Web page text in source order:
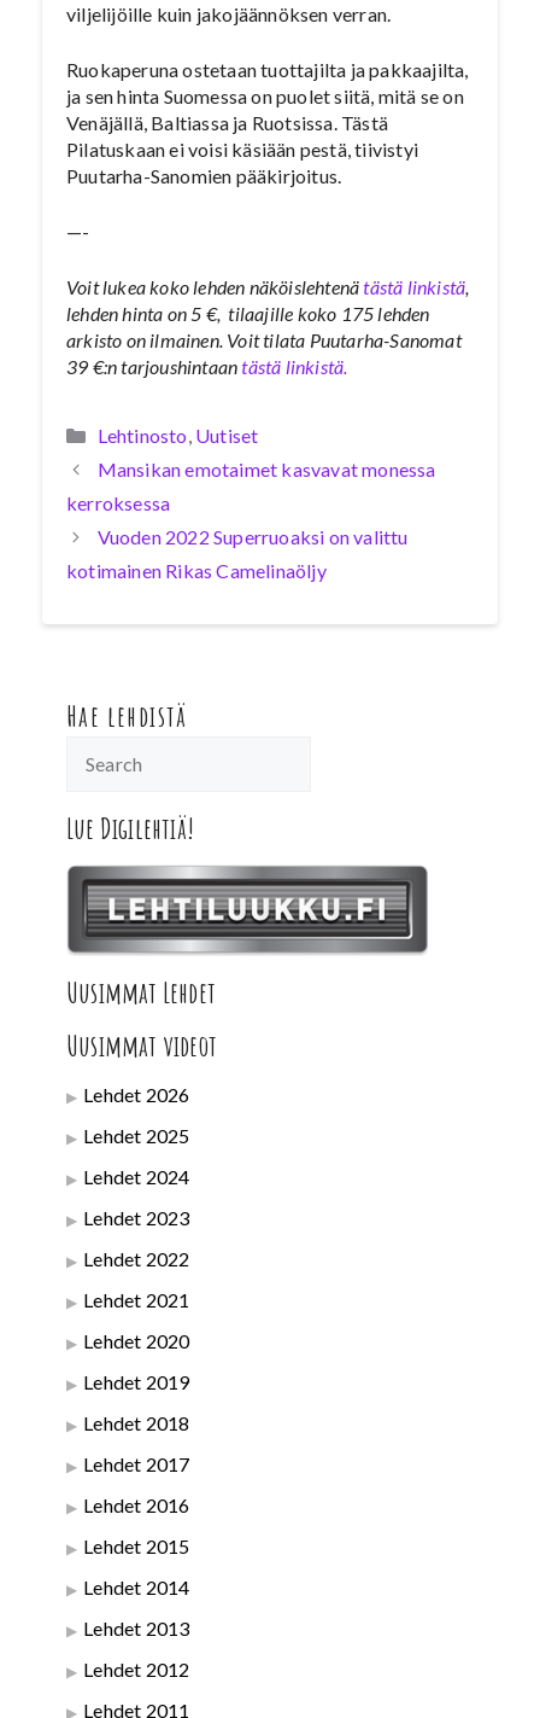
viljelijöille kuin jakojäännöksen verran.
Ruokaperuna ostetaan tuottajilta ja pakkaajilta,
ja sen hinta Suomessa on puolet siitä, mitä se on
Venäjällä, Baltiassa ja Ruotsissa. Tästä
Pilatuskaan ei voisi käsiään pestä, tiivistyi
Puutarha-Sanomien pääkirjoitus.
—-
Voit lukea koko lehden näköislehtenätästä linkistä
lehden hinta on 5 €, tilaajille koko 175 lehden
arkisto on ilmainen. Voit tilata Puutarha-Sanomat
39 €:n tarjoushintaantästä linkistä.
Kategoriat
Lehtinosto Uutiset
Mansikan emotaimet kasvavat monessa
kerroksessa
Vuoden 2022 Superruoaksi on valittu
kotimainen Rikas Camelinaöljy
Hae lehdistä
Lue Digilehtiä!
Uusimmat Lehdet
Uusimmat videot
Lehdet 2026
Lehdet 2025
Lehdet 2024
Lehdet 2023
Lehdet 2022
Lehdet 2021
Lehdet 2020
Lehdet 2019
Lehdet 2018
Lehdet 2017
Lehdet 2016
Lehdet 2015
Lehdet 2014
Lehdet 2013
Lehdet 2012
Lehdet 2011